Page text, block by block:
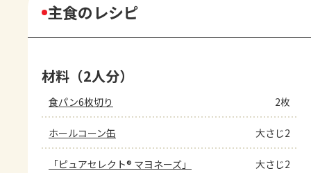
主食のレシピ
材料（2人分）
食パン6枚切り 2枚
ホールコーン缶 大さじ2
「ピュアセレクト® マヨネーズ」 大さじ2